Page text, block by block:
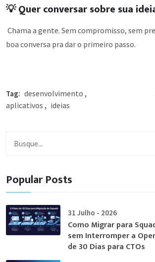
💡Quer conversar sobre sua
Chama a gente. Sem compromisso, sem
boa conversa pra dar o primeiro passo.
Tag: desenvolvimento ,
aplicativos , ideias
Popular Posts
31 Julho - 2026
Como Migrar para
sem Interromper a
de 30 Dias para CTOs